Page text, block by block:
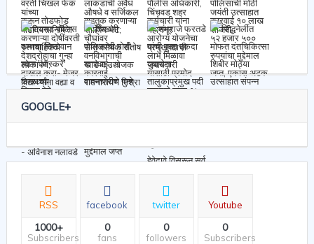
GOOGLE+
RSS
1000+
Subscribers
facebook
0
fans
twitter
0
followers
Youtube
0
Subscribers